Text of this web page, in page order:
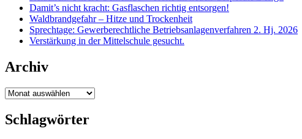
Damit’s nicht kracht: Gasflaschen richtig entsorgen!
Waldbrandgefahr – Hitze und Trockenheit
Sprechtage: Gewerberechtliche Betriebsanlagenverfahren 2. Hj. 2026
Verstärkung in der Mittelschule gesucht.
Archiv
Archiv
Schlagwörter